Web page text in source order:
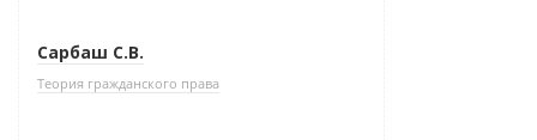
Сарбаш С.В.
Теория гражданского права